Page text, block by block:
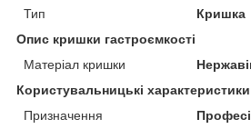
Тип
Кришка
Опис кришки гастроємкості
Матеріал кришки
Користувальницькі характеристики
Призначення